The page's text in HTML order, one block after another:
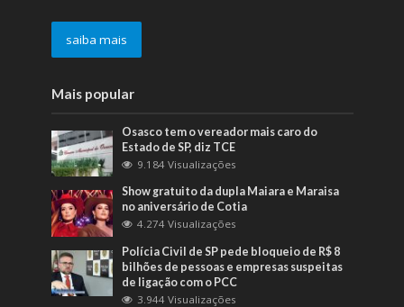
saiba mais
Mais popular
Osasco tem o vereador mais caro do
Estado de SP, diz TCE
9.184 Visualizações
Show gratuito da dupla Maiara e Maraisa
no aniversário de Cotia
4.274 Visualizações
Polícia Civil de SP pede bloqueio de R$ 8
bilhões de pessoas e empresas suspeitas
de ligação com o PCC
3.944 Visualizações